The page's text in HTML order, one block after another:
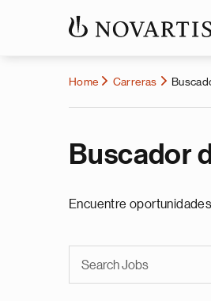
Home Carreras
Buscador
Encuentre